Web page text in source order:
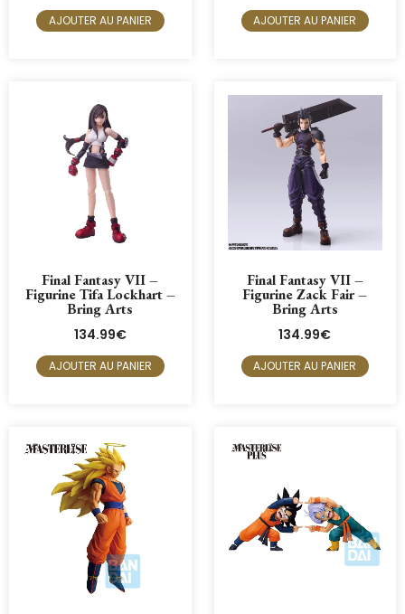
AJOUTER AU PANIER AJOUTER AU PANIER
Final Fantasy VII –
Figurine Tifa Lockhart –
Bring Arts
134.99€
AJOUTER AU PANIER
Final Fantasy VII –
Figurine Zack Fair –
Bring Arts
134.99€
AJOUTER AU PANIER